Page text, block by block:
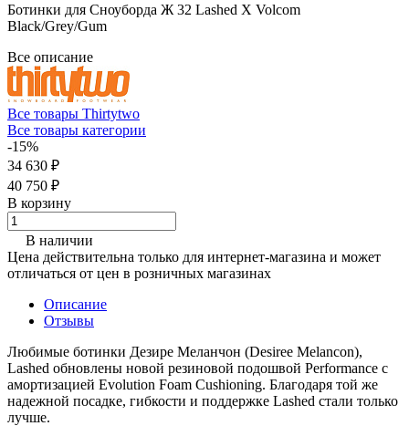
Ботинки для Сноуборда Ж 32 Lashed X Volcom
Black/Grey/Gum
Все описание
Все товары Thirtytwo
Все товары категории
-15%
34 630 ₽
40 750 ₽
В корзину
В наличии
Цена действительна только для интернет-магазина и может
отличаться от цен в розничных магазинах
Описание
Отзывы
Любимые ботинки Дезире Меланчон (Desiree Melancon),
Lashed обновлены новой резиновой подошвой Performance с
амортизацией Evolution Foam Cushioning. Благодаря той же
надежной посадке, гибкости и поддержке Lashed стали только
лучше.